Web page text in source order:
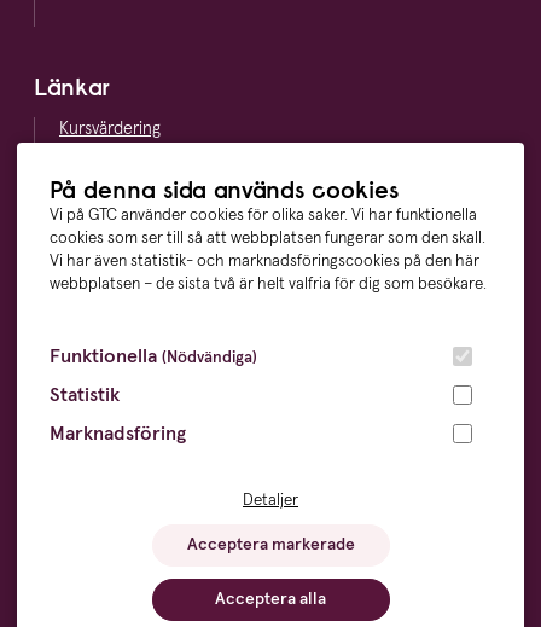
På denna sida används cookies
Vi på GTC använder cookies för olika saker. Vi har funktionella
cookies som ser till så att webbplatsen fungerar som den skall.
Vi har även statistik- och marknadsföringscookies på den här
webbplatsen – de sista två är helt valfria för dig som besökare.
Funktionella (Nödvändiga)
Statistik
Marknadsföring
Detaljer
Acceptera markerade
Acceptera alla
Länkar
Kursvärdering
Vägbeskrivning
Visselblåsning
Våra ägare
Övrigt
Dataskyddsförordningen- din digitala integritet
- en översikt över webbplatsen
© 2026 Göteborgs Tekniska College